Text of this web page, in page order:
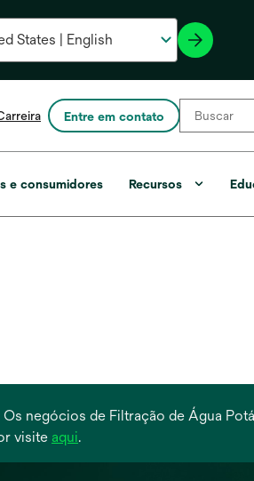
Entre em contato
e consumidores Recursos
negócios de Filtração de Água
visite aquiabre
.